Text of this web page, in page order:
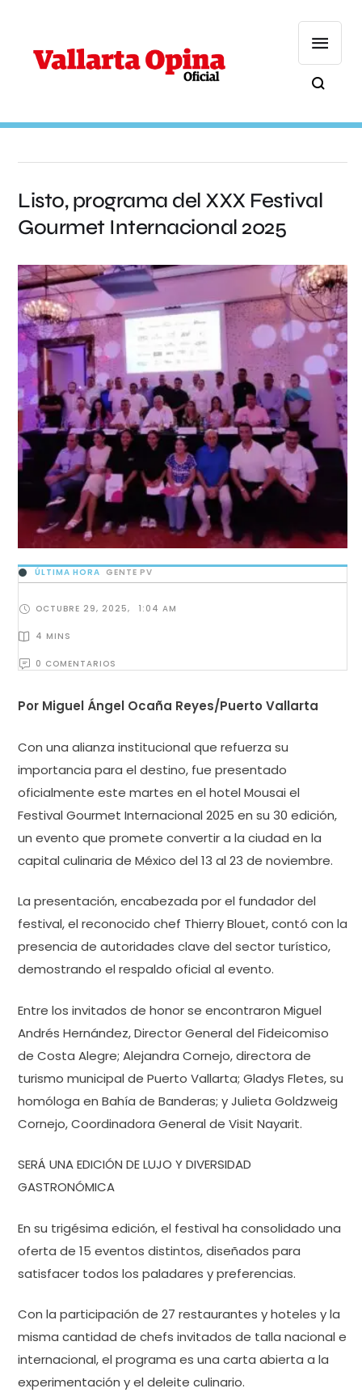
Listo, programa del XXX Festival
Gourmet Internacional 2025
ÚLTIMA HORA GENTE PV
OCTUBRE 29, 2025, 1:04 AM
4 MINS
0 COMENTARIOS
Por Miguel Ángel Ocaña Reyes/Puerto Vallarta
Con una alianza institucional que refuerza su
importancia para el destino, fue presentado
oficialmente este martes en el hotel Mousai el
Festival Gourmet Internacional 2025 en su 30 edición,
un evento que promete convertir a la ciudad en la
capital culinaria de México del 13 al 23 de noviembre.
La presentación, encabezada por el fundador del
festival, el reconocido chef Thierry Blouet, contó con la
presencia de autoridades clave del sector turístico,
demostrando el respaldo oficial al evento.
Entre los invitados de honor se encontraron Miguel
Andrés Hernández, Director General del Fideicomiso
de Costa Alegre; Alejandra Cornejo, directora de
turismo municipal de Puerto Vallarta; Gladys Fletes, su
homóloga en Bahía de Banderas; y Julieta Goldzweig
Cornejo, Coordinadora General de Visit Nayarit.
SERÁ UNA EDICIÓN DE LUJO Y DIVERSIDAD
GASTRONÓMICA
En su trigésima edición, el festival ha consolidado una
oferta de 15 eventos distintos, diseñados para
satisfacer todos los paladares y preferencias.
Con la participación de 27 restaurantes y hoteles y la
misma cantidad de chefs invitados de talla nacional e
internacional, el programa es una carta abierta a la
experimentación y el deleite culinario.